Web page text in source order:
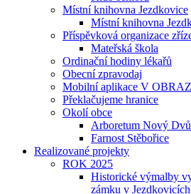
Místní knihovna Jezdkovice
Místní knihovna
Příspěvková organizace
Mateřská škola
Ordinační hodiny lékařů
Obecní zpravodaj
Mobilní aplikace V
Překlačujeme hranice
Okolí obce
Arboretum Nový
Farnost Stěbořice
Realizované projekty
ROK 2025
Historické výmalby
zámku v